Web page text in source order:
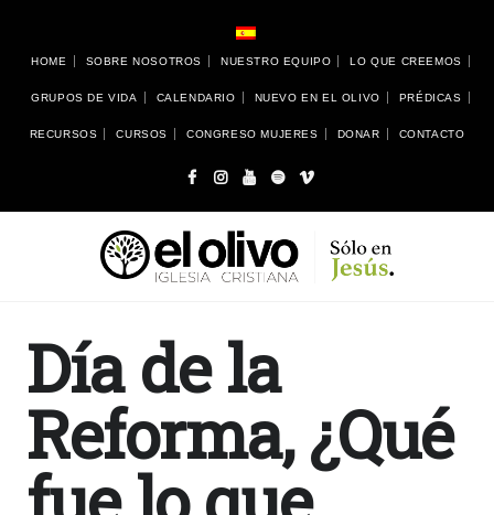
HOME SOBRE NOSOTROS NUESTRO EQUIPO LO QUE CREEMOS
GRUPOS DE VIDA CALENDARIO NUEVO EN EL OLIVO PRÉDICAS
RECURSOS CURSOS CONGRESO MUJERES DONAR CONTACTO
Día de la
Reforma, ¿Qué